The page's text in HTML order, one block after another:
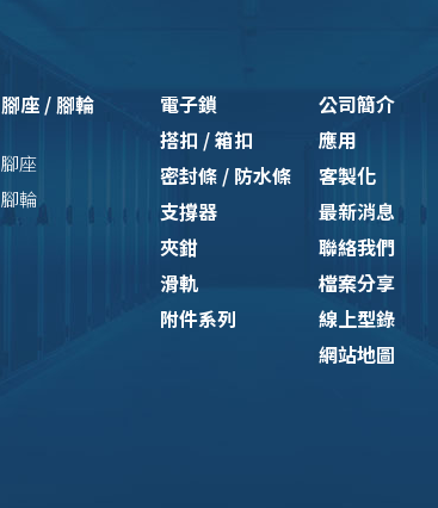
腳座 / 腳輪
腳座
腳輪
電子鎖
搭扣 / 箱扣
密封條 / 防水條
支撐器
夾鉗
滑軌
附件系列
公司簡介
應用
客製化
最新消息
聯絡我們
檔案分享
線上型錄
網站地圖